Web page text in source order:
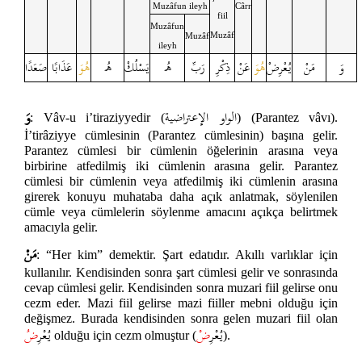
Cârr
Muzâfun ileyh
fiil
Muzâf
Muzâfun
ileyh
Muzâf
صَعَدًا عَذَابًا هُوَ هُ يَسْلُكْ هُ رَبِّ ذِكْرِ عَنْ هُوَيُعْرِضْ مَنْ وَ
وَ: Vâv-u i’tiraziyyedir (الواو الإعتراضية) (Parantez vâvı).
İ’tirâziyye cümlesinin (Parantez cümlesinin) başına gelir.
Parantez cümlesi bir cümlenin öğelerinin arasına veya
birbirine atfedilmiş iki cümlenin arasına gelir. Parantez
cümlesi bir cümlenin veya atfedilmiş iki cümlenin arasına
girerek konuyu muhataba daha açık anlatmak, söylenilen
cümle veya cümlelerin söylenme amacını açıkça belirtmek
amacıyla gelir.
مَنْ: “Her kim” demektir. Şart edatıdır. Akıllı varlıklar için
kullanılır. Kendisinden sonra şart cümlesi gelir ve sonrasında
cevap cümlesi gelir. Kendisinden sonra muzari fiil gelirse onu
cezm eder. Mazi fiil gelirse mazi fiiller mebni olduğu için
değişmez. Burada kendisinden sonra gelen muzari fiil olan
يُعْرِضُ olduğu için cezm olmuştur ( يُعْرِضْ ).